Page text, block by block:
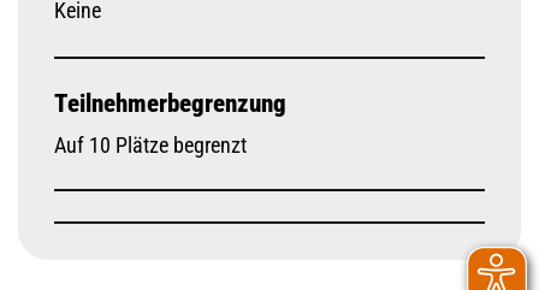
Keine
Teilnehmerbegrenzung
Auf 10 Plätze begrenzt